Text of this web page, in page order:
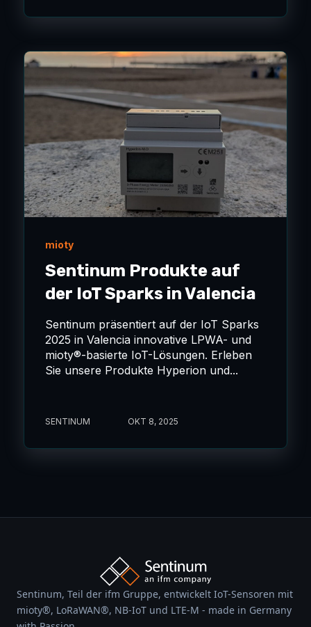
mioty
Sentinum Produkte auf
der IoT Sparks in Valencia
Sentinum präsentiert auf der IoT Sparks
2025 in Valencia innovative LPWA- und
mioty®-basierte IoT-Lösungen. Erleben
Sie unsere Produkte Hyperion und...
SENTINUM OKT 8, 2025
Sentinum, Teil der ifm Gruppe, entwickelt IoT-Sensoren mit
mioty®, LoRaWAN®, NB-IoT und LTE-M - made in Germany